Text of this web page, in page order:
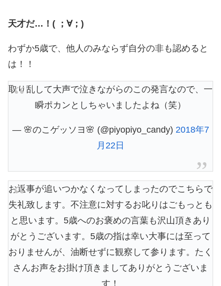
天才だ…！( ；∀；)
わずか5歳で、他人のみならず自分の非も認めると
は！！
取り乱して大声で泣きながらのこの発言なので、一
瞬ポカンとしちゃいましたよね（笑）
— 🌸のこゲッソヨ🌸 (@piyopiyo_candy) 2018年7
月22日
お返事が追いつかなくなってしまったのでこちらで
失礼致します。不注意に対するお叱りはごもっとも
と思います。5歳へのお褒めの言葉も沢山頂きあり
がとうございます。5歳の指は幸い大事には至って
おりませんが、油断せずに観察して参ります。たく
さんお声をお掛け頂きましてありがとうございま
す！